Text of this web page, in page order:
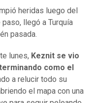
heridas luego del
llegó a Turquía
pasada.
lunes, Keznit se vio
como el
a relucir todo su
el mapa con una